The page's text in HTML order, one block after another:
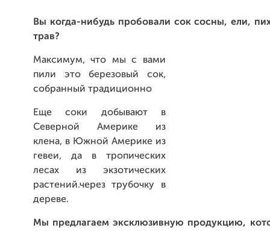
Вы когда-нибудь пробовали сок сосны, ели,
трав?
Максимум, что мы с вами
пили это березовый сок,
собранный традиционно
Еще соки добывают в
Северной Америке из
клена, в Южной Америке из
гевеи, да в тропических
лесах из экзотических
растений.через трубочку в
дереве.
Мы предлагаем эксклюзивную продукцию,